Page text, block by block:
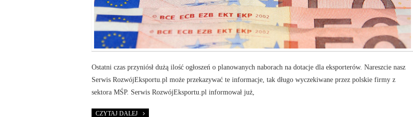
Ostatni czas przyniósł dużą ilość ogłoszeń o planowanych naborach na dotacje dla eksporterów. Nareszcie nasz
Serwis RozwójEksportu.pl może przekazywać te informacje, tak długo wyczekiwane przez polskie firmy z
sektora MŚP. Serwis RozwójEksportu.pl informował już,
CZYTAJ DALEJ